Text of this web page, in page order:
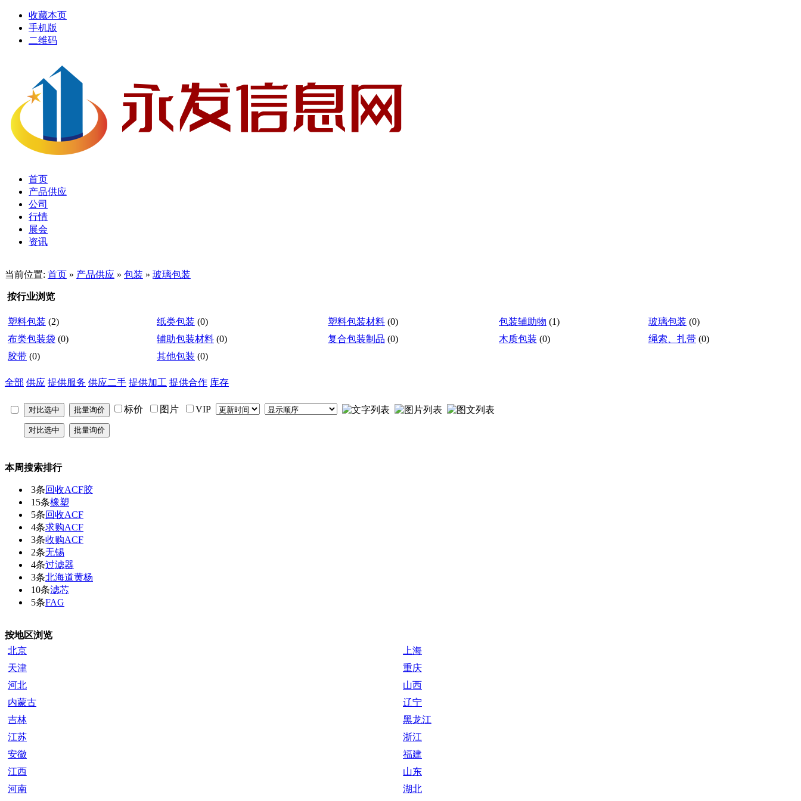
收藏本页
手机版
二维码
首页
产品供应
公司
行情
展会
资讯
当前位置: 首页 » 产品供应 » 包装 » 玻璃包装
按行业浏览
塑料包装 (2) 纸类包装 (0) 塑料包装材料 (0) 包装辅助物 (1) 玻璃包装 (0)
布类包装袋 (0) 辅助包装材料 (0) 复合包装制品 (0) 木质包装 (0) 绳索、扎带 (0)
胶带 (0) 其他包装 (0)
全部 供应 提供服务 供应二手 提供加工 提供合作 库存
标价 图片 VIP
本周搜索排行
3条回收ACF胶
15条橡塑
5条回收ACF
4条求购ACF
3条收购ACF
2条无锡
4条过滤器
3条北海道黄杨
10条滤芯
5条FAG
按地区浏览
北京
上海
天津
重庆
河北
山西
内蒙古
辽宁
吉林
黑龙江
江苏
浙江
安徽
福建
江西
山东
河南
湖北